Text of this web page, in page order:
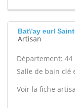
Bat\'ay eurl
Artisan
Département: 44
Salle de bain clé
Voir la fiche